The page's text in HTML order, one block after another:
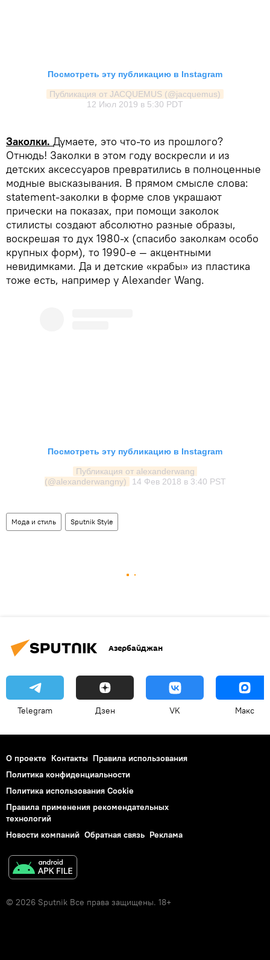
Посмотреть эту публикацию в Instagram
Публикация от JACQUEMUS (@jacquemus)
12 Июл 2019 в 5:30 PDT
Заколки. Думаете, это что-то из прошлого?
Отнюдь! Заколки в этом году воскресли и из
детских аксессуаров превратились в полноценные
модные высказывания. В прямом смысле слова:
statement-заколки в форме слов украшают
прически на показах, при помощи заколок
стилисты создают абсолютно разные образы,
воскрешая то дух 1980-х (спасибо заколкам особо
крупных форм), то 1990-е — акцентными
невидимками. Да и детские «крабы» из пластика
тоже есть, например у Alexander Wang.
Посмотреть эту публикацию в Instagram
Публикация от alexanderwang
(@alexanderwangny)
14 Фев 2018 в 3:40 PST
Мода и стиль Sputnik Style
Азербайджан
Telegram Дзен VK Макс
О проекте Контакты Правила использования
Политика конфиденциальности
Политика использования Cookie
Правила применения рекомендательных
технологий
Новости компаний Обратная связь Реклама
© 2026 Sputnik Все права защищены. 18+